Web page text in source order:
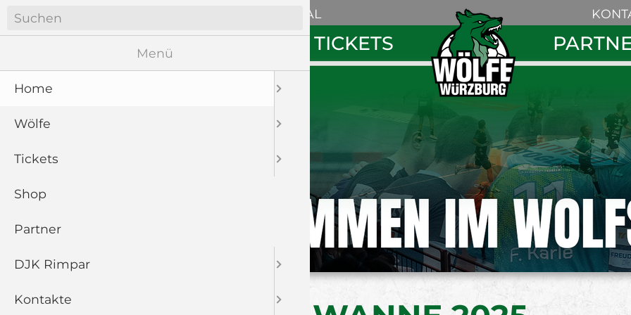
WÖLFE SOZIAL
Navigation
Navigation
überspringen
HOME WÖLFE TICKETS
Menü
Home
Wölfe
Tickets
Shop
Partner
DJK Rimpar
Kontakte
Search